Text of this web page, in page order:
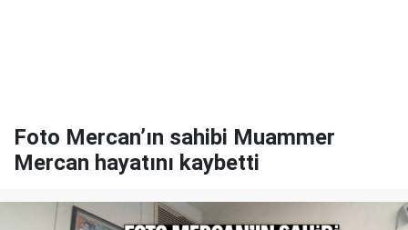
Foto Mercan’ın sahibi Muammer
Mercan hayatını kaybetti